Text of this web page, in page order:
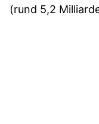
(rund 5,2